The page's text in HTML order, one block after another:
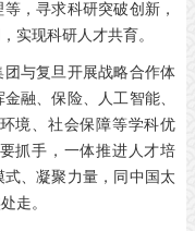
，寻求科研突破创新，
实现科研人才共育。
与复旦开展战略合作体
融、保险、人工智能、
境、社会保障等学科优
抓手，一体推进人才培
、凝聚力量，同中国太
走。